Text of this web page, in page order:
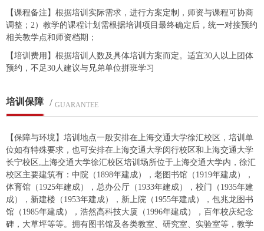
【课程备注】根据培训实际需求，进行方案定制，师资与课程可协商
调整；2）教学的课程计划需根据培训项目最终确定后，统一对接预约
相关教学点和师资档期；
【培训费用】根据培训人数及具体培训方案而定。适宜30人以上团体
预约，不足30人建议与兄弟单位拼班学习
培训保障 / GUARANTEE
【保障与环境】培训地点一般安排在上海交通大学徐汇校区，培训单
位如有特殊要求，也可安排在上海交通大学闵行校区和上海交通大学
长宁校区,上海交通大学徐汇校区培训场所位于上海交通大学内，徐汇
校区主要建筑有：中院（1898年建成），老图书馆（1919年建成），
体育馆（1925年建成），总办公厅（1933年建成），校门（1935年建
成），新建楼（1953年建成），新上院（1955年建成），包兆龙图书
馆（1985年建成），浩然高科技大厦（1996年建成），百年校庆纪念
碑，大草坪等等。拥有图书馆及各类教室、研究室、实验室等，教学